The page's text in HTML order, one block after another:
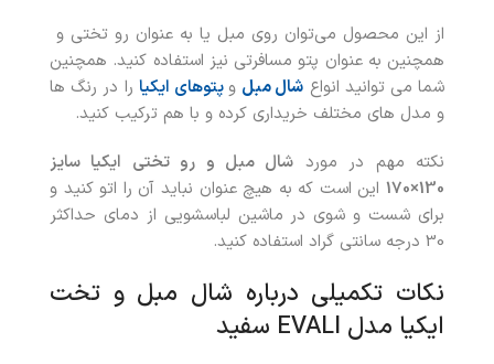
از این محصول می‌توان روی مبل یا به عنوان رو تختی و
همچنین به عنوان پتو مسافرتی نیز استفاده کنید. همچنین
شما می توانید انواع شال مبل و پتوهای ایکیا را در رنگ ها
و مدل های مختلف خریداری کرده و با هم ترکیب کنید.
نکته مهم در مورد شال مبل و رو تختی ایکیا سایز
130×170
این است که به هیچ عنوان نباید آن را اتو کنید و
برای شست و شوی در ماشین لباسشویی از دمای حداکثر
30 درجه سانتی گراد استفاده کنید.
نکات تکمیلی درباره شال مبل و تخت
ایکیا مدل EVALI سفید